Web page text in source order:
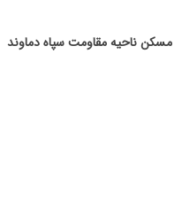
مسکن ناحیه مقاومت سپاه دماوند